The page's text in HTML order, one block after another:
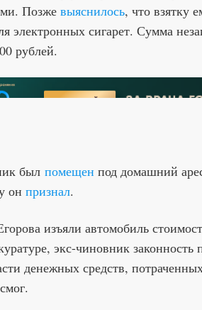
Позже выяснилось, что взятку
электронных сигарет. Сумма
рублей.
был помещен под домашний
он признал.
изъяли автомобиль
экс-чиновник законность
денежных средств,